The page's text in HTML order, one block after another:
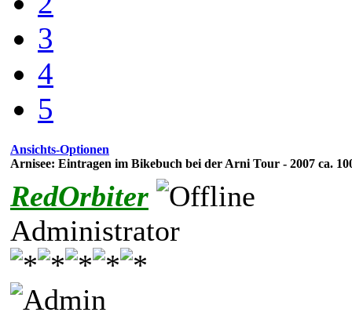
3
4
5
Ansichts-Optionen
Arnisee: Eintragen im Bikebuch bei der Arni Tour - 2007 ca.
RedOrbiter
Administrator